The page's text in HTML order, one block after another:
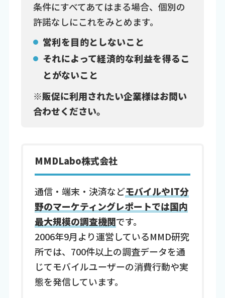
条件にすべてあてはまる場合、個別の
許諾なしにこれをみとめます。
営利を目的としないこと
それによって経済的な利益を得るこ
とがないこと
※販促に利用されたい企業様はお問い
合わせください。
MMDLabo株式会社
通信・端末・決済などモバイルやIT分
野のマーケティングレポートでは国内
最大規模の調査機関です。
2006年9月より運営しているMMD研究
所では、700件以上の調査データを通
じてモバイルユーザーの消費行動や実
態を発信しています。